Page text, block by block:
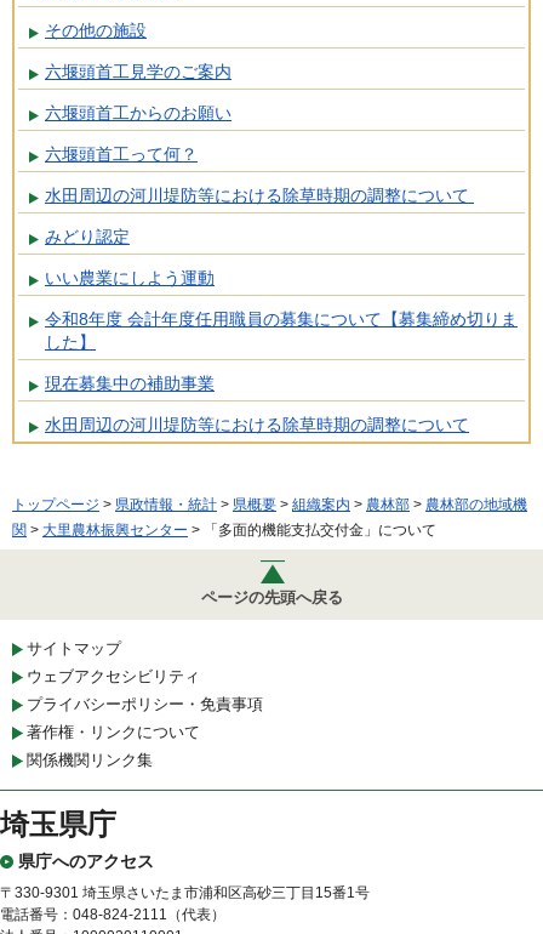
その他の施設
六堰頭首工見学のご案内
六堰頭首工からのお願い
六堰頭首工って何？
水田周辺の河川堤防等における除草時期の調整について
みどり認定
いい農業にしよう運動
令和8年度 会計年度任用職員の募集について【募集締め切りま
した】
現在募集中の補助事業
水田周辺の河川堤防等における除草時期の調整について
トップページ > 県政情報・統計 > 県概要 > 組織案内 > 農林部 > 農林部の地域機
関 > 大里農林振興センター > 「多面的機能支払交付金」について
ページの先頭へ戻る
サイトマップ
ウェブアクセシビリティ
プライバシーポリシー・免責事項
著作権・リンクについて
関係機関リンク集
埼玉県庁
県庁へのアクセス
〒330-9301 埼玉県さいたま市浦和区高砂三丁目15番1号
電話番号：048-824-2111（代表）